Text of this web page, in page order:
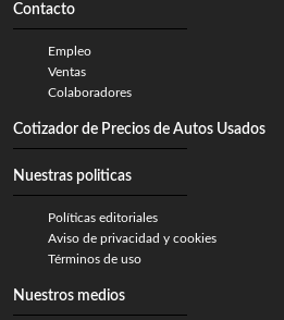
Contacto
Empleo
Ventas
Colaboradores
Cotizador de Precios de Autos Usados
Nuestras politicas
Políticas editoriales
Aviso de privacidad y cookies
Términos de uso
Nuestros medios